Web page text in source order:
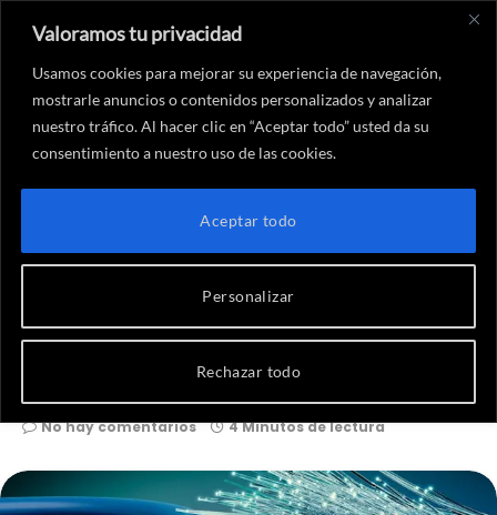
Valoramos tu privacidad
Usamos cookies para mejorar su experiencia de navegación,
mostrarle anuncios o contenidos personalizados y analizar
nuestro tráfico. Al hacer clic en “Aceptar todo” usted da su
consentimiento a nuestro uso de las cookies.
Personalizar
Rechazar todo
Aceptar todo
Inicio - Publicaciones - Cómo elegir las mejores tarifas de fibra y móvil sin caer en los trucos de la letra pequeña
Cómo elegir las mejores tarifas
de fibra y móvil sin caer en los
trucos de la letra pequeña
No hay comentarios
4 Minutos de lectura